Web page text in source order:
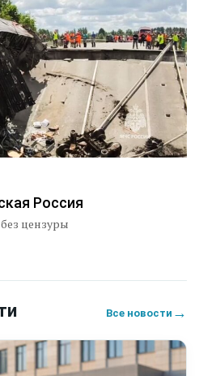
Россия
цензуры
Все новости →